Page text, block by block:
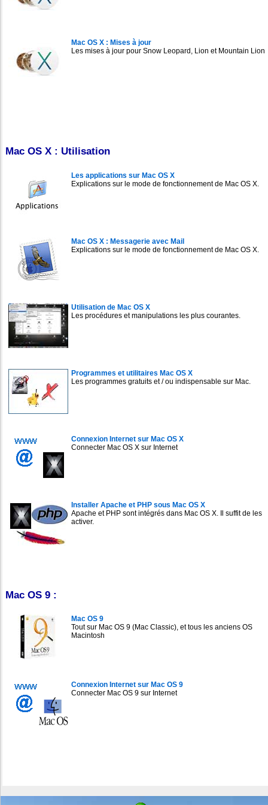
Mac OS X : Mises à jour
Les mises à jour pour Snow Leopard, Lion et Mountain Lion
Mac OS X : Utilisation
Les applications sur Mac OS X
Explications sur le mode de fonctionnement de Mac OS X.
Mac OS X : Messagerie avec Mail
Explications sur le mode de fonctionnement de Mac OS X.
Utilisation de Mac OS X
Les procédures et manipulations les plus courantes.
Programmes et utilitaires Mac OS X
Les programmes gratuits et / ou indispensable sur Mac.
Connexion Internet sur Mac OS X
Connecter Mac OS X sur Internet
Installer Apache et PHP sous Mac OS X
Apache et PHP sont intégrés dans Mac OS X. Il suffit de les
activer.
Mac OS 9 :
Mac OS 9
Tout sur Mac OS 9 (Mac Classic), et tous les anciens OS
Macintosh
Connexion Internet sur Mac OS 9
Connecter Mac OS 9 sur Internet